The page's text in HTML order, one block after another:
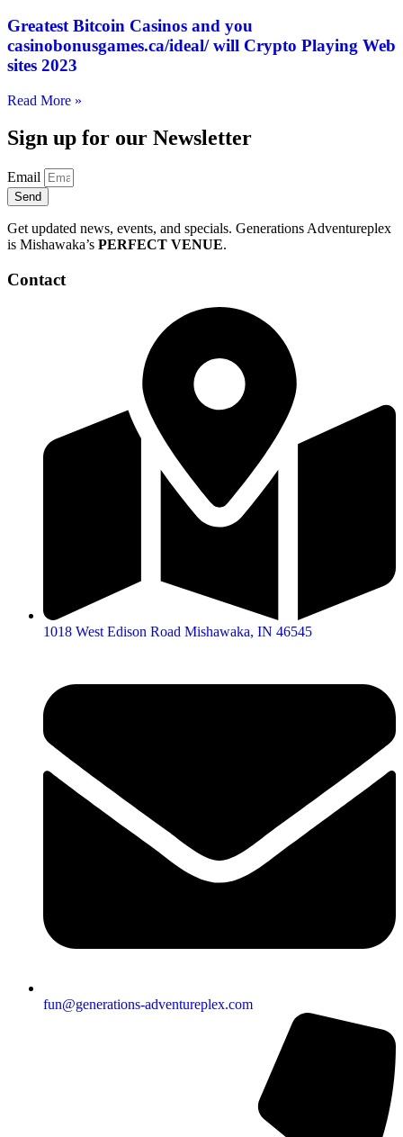
Greatest Bitcoin Casinos and you
casinobonusgames.ca/ideal/ will Crypto Playing Web
sites 2023
Read More »
Sign up for our Newsletter
Email
Send
Get updated news, events, and specials. Generations Adventureplex
is Mishawaka’s PERFECT VENUE.
Contact
1018 West Edison Road Mishawaka, IN 46545
fun@generations-adventureplex.com